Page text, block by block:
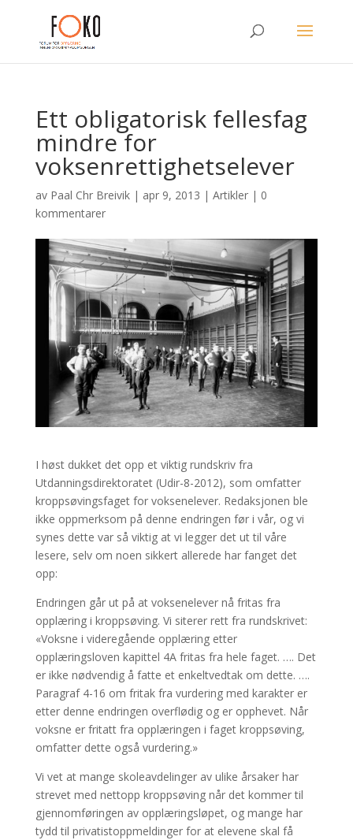
Ett obligatorisk fellesfag
mindre for
voksenrettighetselever
av Paal Chr Breivik| apr 9, 2013 | Artikler| 0
kommentarer
I høst dukket det opp et viktig rundskriv fra
Utdanningsdirektoratet (Udir-8-2012), som omfatter
kroppsøvingsfaget for voksenelever. Redaksjonen ble
ikke oppmerksom på denne endringen før i vår, og vi
synes dette var så viktig at vi legger det ut til våre
lesere, selv om noen sikkert allerede har fanget det
opp:
Endringen går ut på at voksenelever nå fritas fra
opplæring i kroppsøving. Vi siterer rett fra rundskrivet:
«Voksne i videregående opplæring etter
opplæringsloven kapittel 4A fritas fra hele faget. …. Det
er ikke nødvendig å fatte et enkeltvedtak om dette. ….
Paragraf 4-16 om fritak fra vurdering med karakter er
etter denne endringen overflødig og er opphevet. Når
voksne er fritatt fra opplæringen i faget kroppsøving,
omfatter dette også vurdering.»
Vi vet at mange skoleavdelinger av ulike årsaker har
strevet med nettopp kroppsøving når det kommer til
gjennomføringen av opplæringsløpet, og mange har
tydd til privatistoppmeldinger for at elevene skal få